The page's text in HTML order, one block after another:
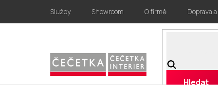
obsah
Služby Showroom O firmě Doprava
Hledat